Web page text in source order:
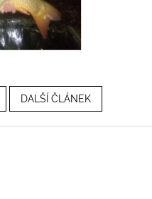
DALŠÍ ČLÁNEK